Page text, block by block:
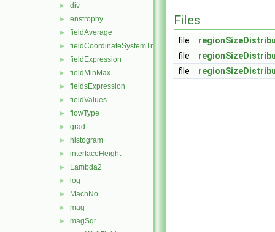
► div
► enstrophy
► fieldAverage
► fieldCoordinateSystemTransform
► fieldExpression
► fieldMinMax
► fieldsExpression
► fieldValues
► flowType
► grad
► histogram
► interfaceHeight
► Lambda2
► log
► MachNo
► mag
► magSqr
Files
file
file
file